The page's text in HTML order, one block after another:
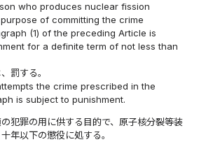
who produces nuclear fission
of committing the crime
(1) of the preceding Article is
for a definite term of not less than
罰する。
the crime prescribed in the
is subject to punishment.
犯罪の用に供する目的で、原子核分裂等装
年以下の懲役に処する。